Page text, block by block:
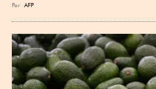
Por AFP